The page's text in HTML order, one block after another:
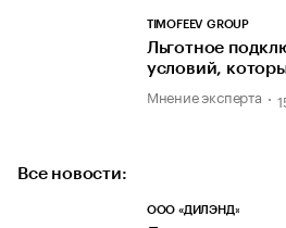
TIMOFEEV GROUP
Льготное
условий,
Мнение эксперта
Все новости:
ООО «ДИЛЭНД»